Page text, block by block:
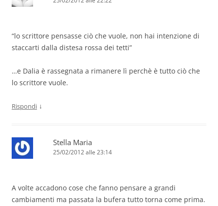
“lo scrittore pensasse ciò che vuole, non hai intenzione di
staccarti dalla distesa rossa dei tetti”
…e Dalia è rassegnata a rimanere lì perchè è tutto ciò che
lo scrittore vuole.
Rispondi ↓
Stella Maria
25/02/2012 alle 23:14
A volte accadono cose che fanno pensare a grandi
cambiamenti ma passata la bufera tutto torna come prima.